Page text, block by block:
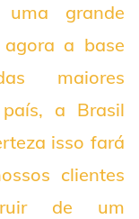
grande
a base
maiores
a Brasil
isso fará
clientes
de um